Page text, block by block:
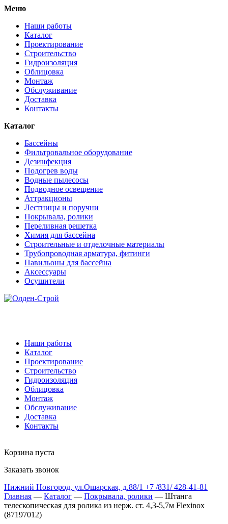
Меню
Наши работы
Каталог
Проектирование
Строительство
Гидроизоляция
Облицовка
Монтаж
Обслуживание
Доставка
Контакты
Каталог
Бассейны
Фильтровальное оборудование
Дезинфекция
Подогрев воды
Водные пылесосы
Подводное освещение
Аттракционы
Лестницы и поручни
Покрывала, ролики
Переливная решетка
Химия для бассейна
Строительные и отделочные материалы
Трубопроводная арматура, фитинги
Павильоны для бассейна
Аксессуары
Осушители
Наши работы
Каталог
Проектирование
Строительство
Гидроизоляция
Облицовка
Монтаж
Обслуживание
Доставка
Контакты
Корзина пуста
Заказать звонок
Нижний Новгород, ул.Ошарская, д.88/1 +7 /831/428-41-81
Главная — Каталог — Покрывала, ролики — Штанга
телескопическая для ролика из нерж. ст. 4,3-5,7м Flexinox
(87197012)